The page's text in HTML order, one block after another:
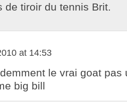
de tiroir du tennis Brit.
at 14:53
le vrai goat pas
big bill